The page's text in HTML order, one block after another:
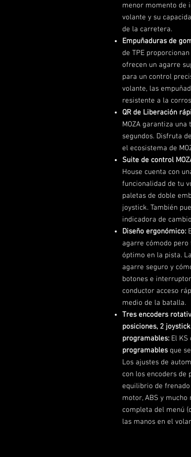
menor momento de
volante y su
de la carretera.
Empuñaduras de
de TPE
ofrecen un agarre
para un control
volante, las
resistente a la
QR de Liberación
MOZA garantiza
segundos. Disfruta
el ecosistema de
Suite de control
House cuenta con
funcionalidad de tu
paletas de doble
joystick. También
indicadora de
Diseño ergonómico:
agarre cómodo
óptimo en la pista.
agarre seguro y
botones e
conductor acceso
medio de la batalla.
Tres encoders
posiciones, 2
programables: El KS
programables que
Los ajustes de
con los encoders de
equilibrio de frenado
motor, ABS y
completa del menú
las manos en el